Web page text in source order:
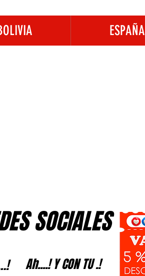
ESPAÑA
SOCIALES
Ah....! Y CON TU .!